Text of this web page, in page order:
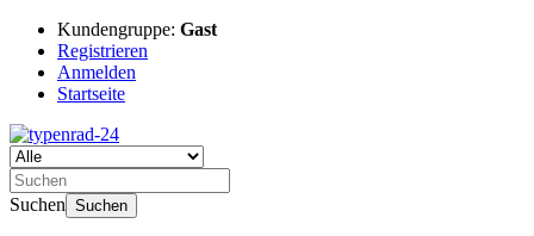
Kundengruppe: Gast
Registrieren
Anmelden
Startseite
Suchen Suchen